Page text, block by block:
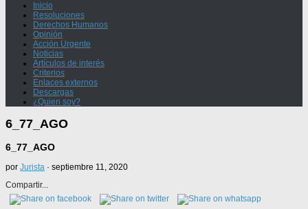
Inicio
Resoluciones
Derechos Humanos
Opinión
Acción Urgente
Noticias
Artículos de interés
Criterios
Enlaces externos
Descargas
¿Quien soy?
6_77_AGO
6_77_AGO
por Jurista · septiembre 11, 2020
Compartir...